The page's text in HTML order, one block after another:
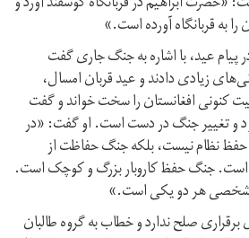
به قربانگاه آورده است.»
عید، با اشاره به جنگ جاری گفت
زیادی دادند و عید قربان امسال،
کنونی افغانستان را سخت خواند و گفت
و تغییر جنگ در دست است. او گفت: «در
نظام نیست، بلکه جنگ حفاظت از
جنگ حفظ کار‌و‌بار بزرگ و کوچک است.
شخصی هر دو یکی است.»
برقراری صلح ندارد و خطاب به گروه طالبان